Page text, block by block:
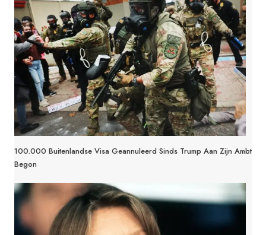
100.000 Buitenlandse Visa Geannuleerd Sinds Trump Aan Zijn Ambt
Begon